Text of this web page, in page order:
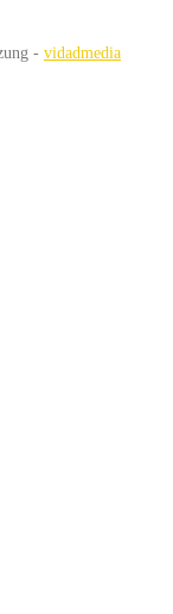
- vidadmedia